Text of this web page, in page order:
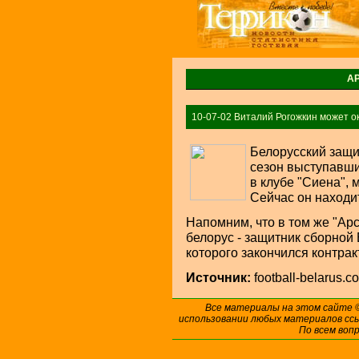
10-07-02 Виталий Рогожкин может
Белорусский
сезон
в клубе "Сиена",
Сейчас он
Напомним, что в том же
белорус - защитник
которого закончился
Источник: football-
Все материалы на этом сайте
использовании любых материалов
По всем